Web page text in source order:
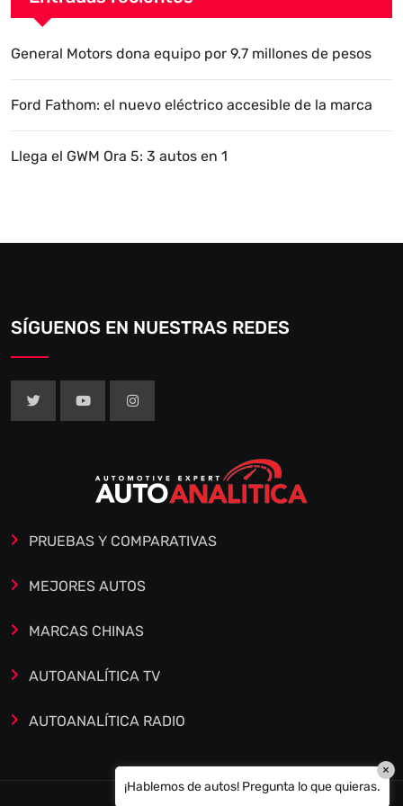
General Motors dona equipo por 9.7 millones de pesos
Ford Fathom: el nuevo eléctrico accesible de la marca
Llega el GWM Ora 5: 3 autos en 1
SÍGUENOS EN NUESTRAS REDES
PRUEBAS Y COMPARATIVAS
MEJORES AUTOS
MARCAS CHINAS
AUTOANALÍTICA TV
AUTOANALÍTICA RADIO
¡Hablemos de autos! Pregunta lo que quieras.
×